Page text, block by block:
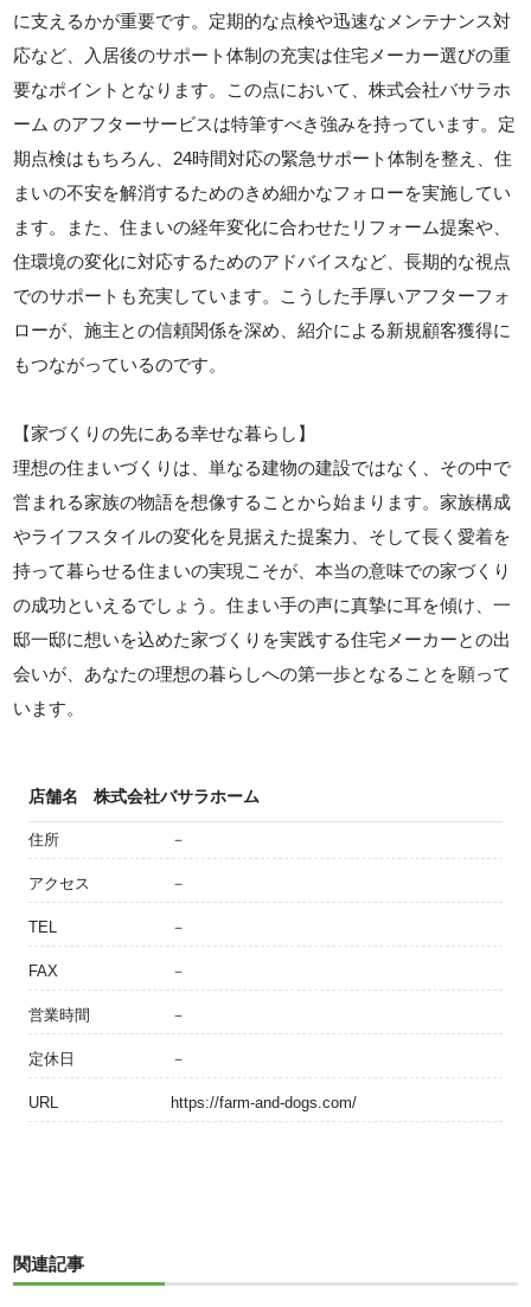
に支えるかが重要です。定期的な点検や迅速なメンテナンス対
応など、入居後のサポート体制の充実は住宅メーカー選びの重
要なポイントとなります。この点において、株式会社バサラホ
ーム のアフターサービスは特筆すべき強みを持っています。定
期点検はもちろん、24時間対応の緊急サポート体制を整え、住
まいの不安を解消するためのきめ細かなフォローを実施してい
ます。また、住まいの経年変化に合わせたリフォーム提案や、
住環境の変化に対応するためのアドバイスなど、長期的な視点
でのサポートも充実しています。こうした手厚いアフターフォ
ローが、施主との信頼関係を深め、紹介による新規顧客獲得に
もつながっているのです。
【家づくりの先にある幸せな暮らし】
理想の住まいづくりは、単なる建物の建設ではなく、その中で
営まれる家族の物語を想像することから始まります。家族構成
やライフスタイルの変化を見据えた提案力、そして長く愛着を
持って暮らせる住まいの実現こそが、本当の意味での家づくり
の成功といえるでしょう。住まい手の声に真摯に耳を傾け、一
邸一邸に想いを込めた家づくりを実践する住宅メーカーとの出
会いが、あなたの理想の暮らしへの第一歩となることを願って
います。
店舗名 株式会社バサラホーム
住所 －
アクセス －
TEL －
FAX －
営業時間 －
定休日 －
URL https://farm-and-dogs.com/
関連記事